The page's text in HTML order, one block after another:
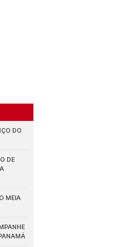
DO
DE
MEIA